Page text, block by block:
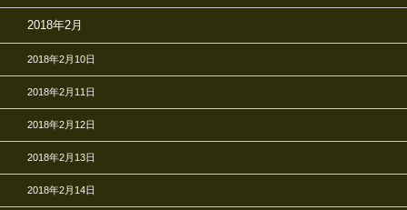
2018年2月
2018年2月10日
2018年2月11日
2018年2月12日
2018年2月13日
2018年2月14日